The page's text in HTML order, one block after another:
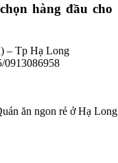
hàng đầu cho
– Tp Hạ Long
0913086958